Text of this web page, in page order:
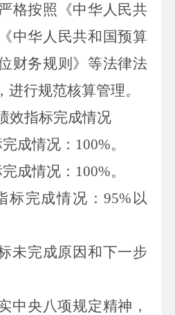
格按照《中华人民共
中华人民共和国预算
财务规则》等法律法
行规范核算管理。
效指标完成情况
成情况： 100%。
成情况： 100%。
标完成情况：95% 以
未完成原因和下一步
中央八项规定精神，